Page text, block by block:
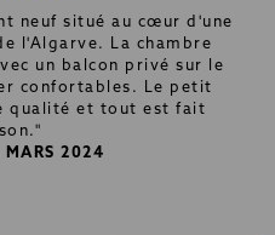
neuf situé au cœur d'une
l'Algarve. La chambre
un balcon privé sur le
confortables. Le petit
qualité et tout est fait
2024